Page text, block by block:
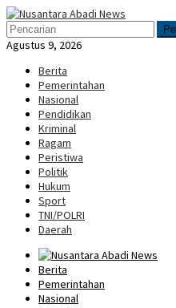
Loncat
ke
konten
Menu
Mobile
Agustus 9, 2026
Berita
Pemerintahan
Nasional
Pendidikan
Kriminal
Ragam
Peristiwa
Politik
Hukum
Sport
TNI/POLRI
Daerah
Berita
Pemerintahan
Nasional